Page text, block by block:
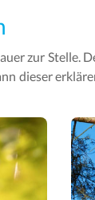
zur Stelle.
dieser